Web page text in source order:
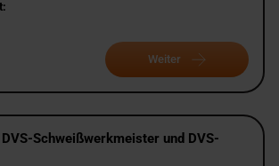
Weiter
Schweißwerkmeister und DVS-